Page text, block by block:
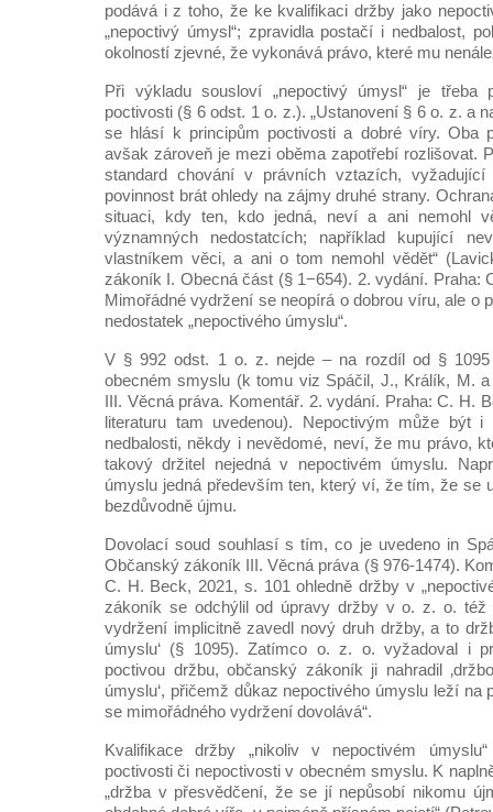
podává i z toho, že ke kvalifikaci držby jako
„nepoctivý úmysl“; zpravidla postačí i nedbalost,
okolností zjevné, že vykonává právo, které mu
Při výkladu sousloví „nepoctivý úmysl“ je třeba
poctivosti (§ 6 odst. 1 o. z.). „Ustanovení § 6 o. z. a
se hlásí k principům poctivosti a dobré víry. Oba
avšak zároveň je mezi oběma zapotřebí rozlišovat.
standard chování v právních vztazích, vyžadující
povinnost brát ohledy na zájmy druhé strany.
situaci, kdy ten, kdo jedná, neví a ani nemohl
významných nedostatcích; například kupující
vlastníkem věci, a ani o tom nemohl vědět“
zákoník I. Obecná část (§ 1−654). 2. vydání. Praha:
Mimořádné vydržení se neopírá o dobrou víru, ale o
nedostatek „nepoctivého úmyslu“.
V § 992 odst. 1 o. z. nejde – na rozdíl od §
obecném smyslu (k tomu viz Spáčil, J., Králík, M.
III. Věcná práva. Komentář. 2. vydání. Praha: C. H.
literaturu tam uvedenou). Nepoctivým může být
nedbalosti, někdy i nevědomé, neví, že mu právo,
takový držitel nejedná v nepoctivém úmyslu.
úmyslu jedná především ten, který ví, že tím, že se
bezdůvodně újmu.
Dovolací soud souhlasí s tím, co je uvedeno in
Občanský zákoník III. Věcná práva (§ 976-1474).
C. H. Beck, 2021, s. 101 ohledně držby v
zákoník se odchýlil od úpravy držby v o. z. o. též
vydržení implicitně zavedl nový druh držby, a to
úmyslu‘ (§ 1095). Zatímco o. z. o. vyžadoval i
poctivou držbu, občanský zákoník ji nahradil
úmyslu‘, přičemž důkaz nepoctivého úmyslu leží na
se mimořádného vydržení dovolává“.
Kvalifikace držby „nikoliv v nepoctivém
poctivosti či nepoctivosti v obecném smyslu. K
„držba v přesvědčení, že se jí nepůsobí nikomu